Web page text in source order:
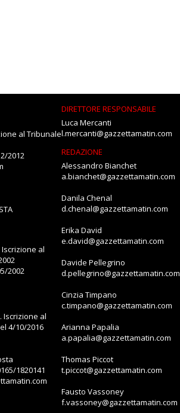
al Tribunale
2012
al
2002
Iscrizione al
4/10/2016
1820141
DIRETTORE RESPONSABILE
Luca Mercanti
l.mercanti@gazzettamatin.com
REDAZIONE
Alessandro Bianchet
a.bianchet@gazzettamatin.com
Danila Chenal
d.chenal@gazzettamatin.com
Erika David
e.david@gazzettamatin.com
Davide Pellegrino
d.pellegrino@gazzettamatin.com
Cinzia Timpano
c.timpano@gazzettamatin.com
Arianna Papalia
a.papalia@gazzettamatin.com
Thomas Piccot
t.piccot@gazzettamatin.com
Fausto Vassoney
f.vassoney@gazzettamatin.com